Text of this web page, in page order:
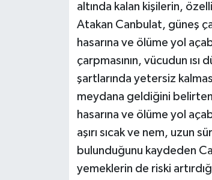
altında kalan kişilerin,
Atakan Canbulat, güneş
hasarına ve ölüme yol
çarpmasının, vücudun ısı
şartlarında yetersiz
meydana geldiğini
hasarına ve ölüme yol
aşırı sıcak ve nem, uzun
bulunduğunu kaydeden
yemeklerin de riski